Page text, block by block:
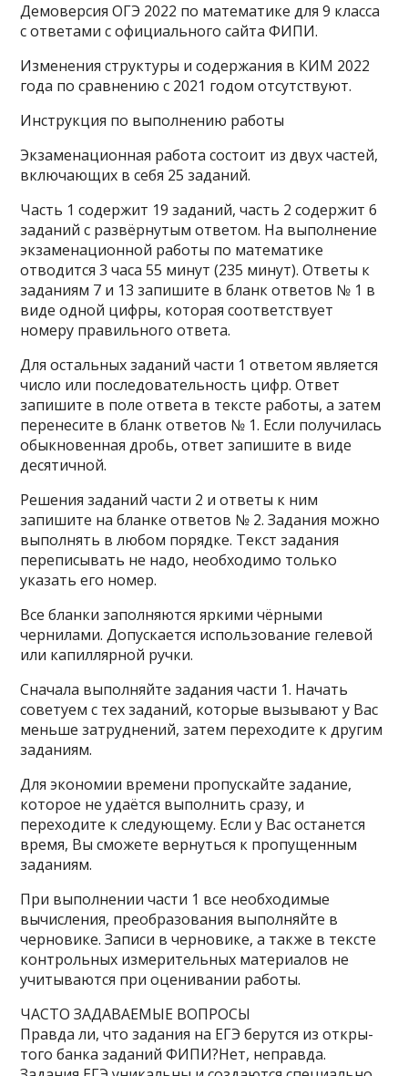
Демоверсия ОГЭ 2022 по математике для 9 класса
с ответами с официального сайта ФИПИ.
Изменения структуры и содержания в КИМ 2022
года по сравнению с 2021 годом отсутствуют.
Инструкция по выполнению работы
Экзаменационная работа состоит из двух частей,
включающих в себя 25 заданий.
Часть 1 содержит 19 заданий, часть 2 содержит 6
заданий с развёрнутым ответом. На выполнение
экзаменационной работы по математике
отводится 3 часа 55 минут (235 минут). Ответы к
заданиям 7 и 13 запишите в бланк ответов № 1 в
виде одной цифры, которая соответствует
номеру правильного ответа.
Для остальных заданий части 1 ответом является
число или последовательность цифр. Ответ
запишите в поле ответа в тексте работы, а затем
перенесите в бланк ответов № 1. Если получилась
обыкновенная дробь, ответ запишите в виде
десятичной.
Решения заданий части 2 и ответы к ним
запишите на бланке ответов № 2. Задания можно
выполнять в любом порядке. Текст задания
переписывать не надо, необходимо только
указать его номер.
Все бланки заполняются яркими чёрными
чернилами. Допускается использование гелевой
или капиллярной ручки.
Сначала выполняйте задания части 1. Начать
советуем с тех заданий, которые вызывают у Вас
меньше затруднений, затем переходите к другим
заданиям.
Для экономии времени пропускайте задание,
которое не удаётся выполнить сразу, и
переходите к следующему. Если у Вас останется
время, Вы сможете вернуться к пропущенным
заданиям.
При выполнении части 1 все необходимые
вычисления, преобразования выполняйте в
черновике. Записи в черновике, а также в тексте
контрольных измерительных материалов не
учитываются при оценивании работы.
ЧАСТО ЗА­ДА­ВА­Е­МЫЕ ВОПРОСЫ
Прав­да ли, что за­да­ния на ЕГЭ бе­рут­ся из от­кры­
то­го банка за­да­ний ФИПИ?Нет, неправда.